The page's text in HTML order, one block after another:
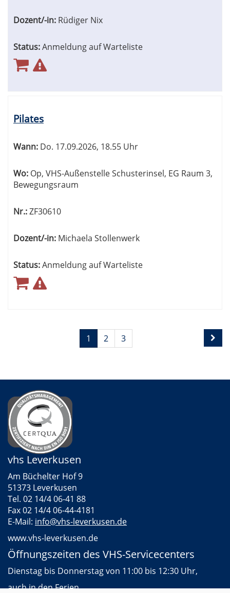
Dozent/-in: Rüdiger Nix
Status:Anmeldung auf Warteliste
Pilates
Wann: Do. 17.09.2026, 18.55 Uhr
Wo: Op, VHS-Außenstelle Schusterinsel, EG Raum 3,
Bewegungsraum
Nr.:ZF30610
Dozent/-in: Michaela Stollenwerk
Status:Anmeldung auf Warteliste
Seiten
blättern
1 2 3
vhs Leverkusen
Am Büchelter Hof 9
51373 Leverkusen
Tel. 02 14/4 06-41 88
Fax 02 14/4 06-44-4181
E-Mail: info@vhs-leverkusen.de
www.vhs-leverkusen.de
Öffnungszeiten des VHS-Servicecenters
Dienstag bis Donnerstag von 11:00 bis 12:30 Uhr,
auch in den Ferien